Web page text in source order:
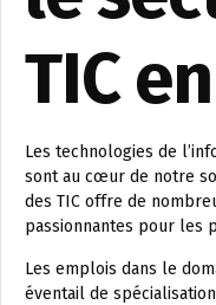
TIC
Les technologies de
sont au cœur de notre
des TIC offre de
passionnantes pour les
Les emplois dans le
éventail de